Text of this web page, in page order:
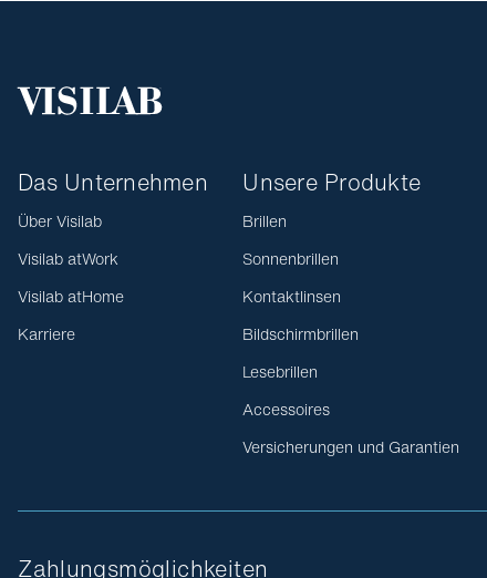
Das Unternehmen
Über Visilab
Visilab atWork
Visilab atHome
Karriere
Unsere Produkte
Brillen
Sonnenbrillen
Kontaktlinsen
Bildschirmbrillen
Lesebrillen
Accessoires
Versicherungen und Garantien
Zahlungsmöglichkeiten